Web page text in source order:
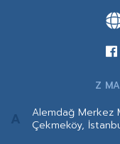
Z
A
Alemdağ Merkez
Çekmeköy,